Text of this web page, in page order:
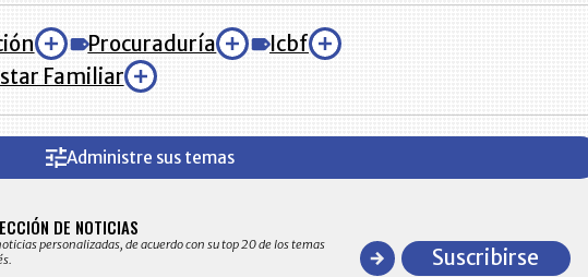
Procuraduría
Icbf
Familiar
Administre sus temas
DE NOTICIAS
personalizadas, de acuerdo con su top 20 de los temas
comportamiento general y detallado de las
en ventas en ColombiaSuscribirse